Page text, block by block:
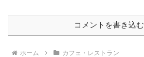
コメントを書き込む
ホーム カフェ・レストラン